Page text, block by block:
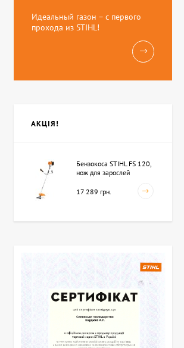
Идеальный газон – с первого
прохода из STIHL!
АКЦІЯ!
Бензокоса STIHL FS 120,
нож для зарослей
17 289 грн.